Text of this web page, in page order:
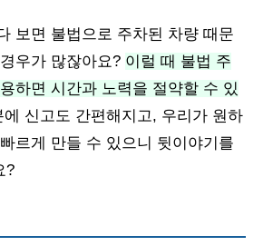
보면 불법으로 주차된 차량 때문
우가 많잖아요? 이럴 때 불법 주
하면 시간과 노력을 절약할 수 있
에 신고도 간편해지고, 우리가 원하
르게 만들 수 있으니 뒷이야기를
?